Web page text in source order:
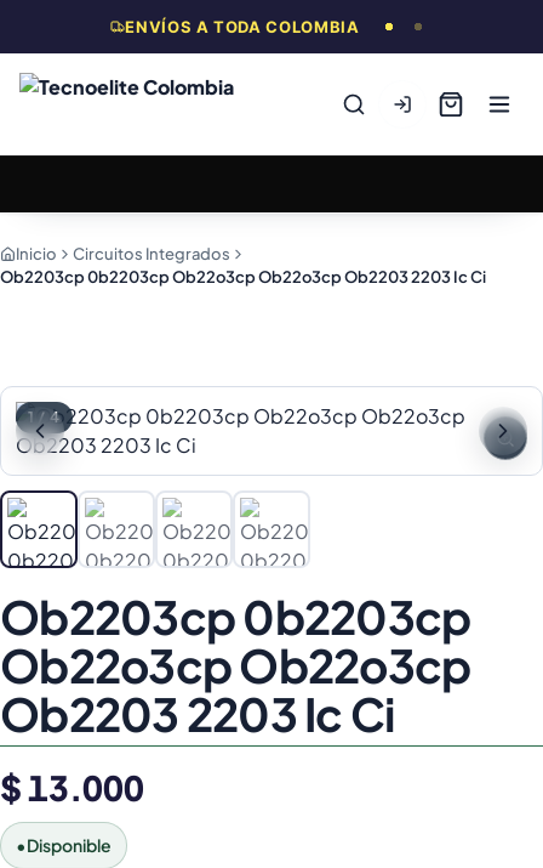
ENVÍOS A TODA COLOMBIA
Inicio
Circuitos Integrados
Ob2203cp 0b2203cp Ob22o3cp Ob22o3cp Ob2203 2203 Ic Ci
1/4
Ob2203cp 0b2203cp
Ob22o3cp Ob22o3cp
Ob2203 2203 Ic Ci
$ 13.000
•Disponible